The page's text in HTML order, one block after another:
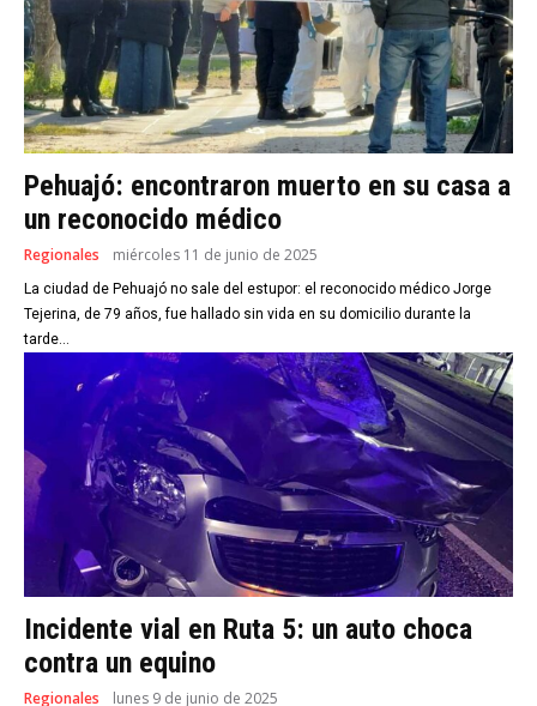
Pehuajó: encontraron muerto en su casa a
un reconocido médico
Regionales miércoles 11 de junio de 2025
La ciudad de Pehuajó no sale del estupor: el reconocido médico Jorge
Tejerina, de 79 años, fue hallado sin vida en su domicilio durante la
tarde...
Incidente vial en Ruta 5: un auto choca
contra un equino
Regionales lunes 9 de junio de 2025